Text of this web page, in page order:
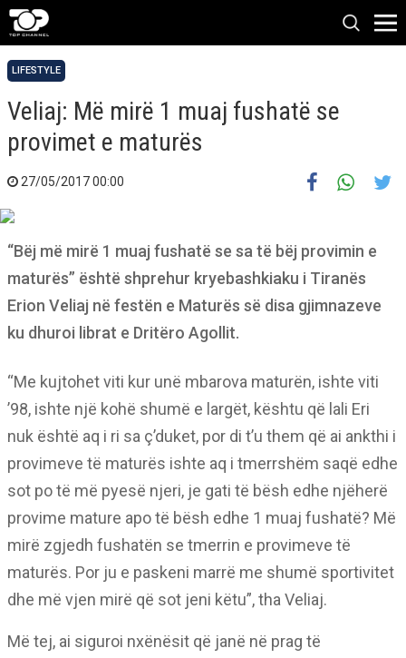
LIFESTYLE
Veliaj: Më mirë 1 muaj fushatë se
provimet e maturës
27/05/2017 00:00
“Bëj më mirë 1 muaj fushatë se sa të bëj provimin e
maturës” është shprehur kryebashkiaku i Tiranës
Erion Veliaj në festën e Maturës së disa gjimnazeve
ku dhuroi librat e Dritëro Agollit.
“Me kujtohet viti kur unë mbarova maturën, ishte viti
’98, ishte një kohë shumë e largët, kështu që lali Eri
nuk është aq i ri sa ç’duket, por di t’u them që ai ankthi i
provimeve të maturës ishte aq i tmerrshëm saqë edhe
sot po të më pyesë njeri, je gati të bësh edhe njëherë
provime mature apo të bësh edhe 1 muaj fushatë? Më
mirë zgjedh fushatën se tmerrin e provimeve të
maturës. Por ju e paskeni marrë me shumë sportivitet
dhe më vjen mirë që sot jeni këtu”, tha Veliaj.
Më tej, ai siguroi nxënësit që janë në prag të